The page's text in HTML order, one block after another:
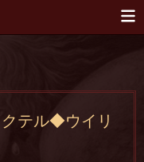
クテル◆ウイリ